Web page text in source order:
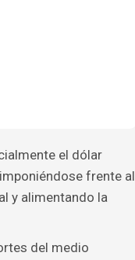
el dólar
frente al
y alimentando la
del medio